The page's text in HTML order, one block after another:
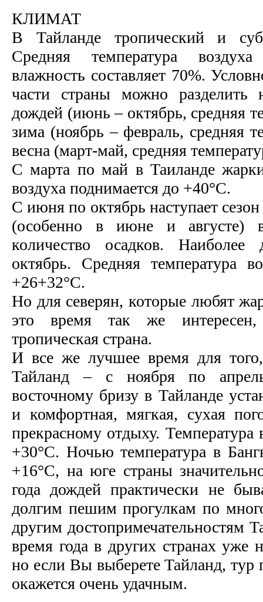
КЛИМАТ
В Тайланде тропический и
Средняя температура
влажность составляет 70%.
части страны можно разделить
дождей (июнь – октябрь, средняя
зима (ноябрь – февраль, средняя
весна (март-май, средняя
C марта по май в Таиланде
воздуха поднимается до +40°С.
С июня по октябрь наступает
(особенно в июне и августе)
количество осадков.
октябрь. Средняя температура
+26+32°С.
Но для северян, которые любят
это время так же
тропическая страна.
И все же лучшее время для
Тайланд – с ноября по
восточному бризу в Тайланде
и комфортная, мягкая, сухая
прекрасному отдыху.
+30°С. Ночью температура в
+16°С, на юге страны
года дождей практически не
долгим пешим прогулкам по
другим достопримечательностям
время года в других странах уже
но если Вы выберете Тайланд, тур
окажется очень удачным.